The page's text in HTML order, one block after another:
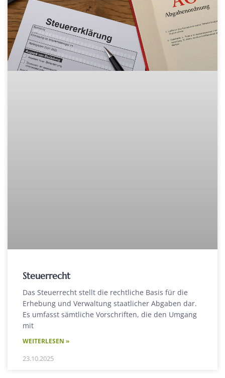
Steuerrecht
Das Steuerrecht stellt die rechtliche Basis für die
Erhebung und Verwaltung staatlicher Abgaben dar.
Es umfasst sämtliche Vorschriften, die den Umgang
mit
WEITERLESEN »
23.10.2025